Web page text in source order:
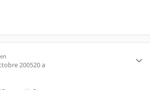
200520 a